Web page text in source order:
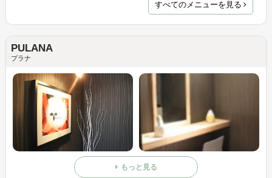
すべてのメニューを見る
PULANA
プラナ
もっと見る